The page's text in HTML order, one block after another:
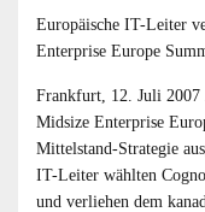
Europäische IT-Leiter
Enterprise Europe
Frankfurt, 12. Juli 2007
Midsize Enterprise
Mittelstand-Strategie
IT-Leiter wählten
und verliehen dem